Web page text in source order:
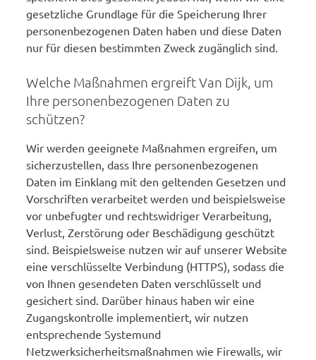
gesetzliche Grundlage für die Speicherung Ihrer
personenbezogenen Daten haben und diese Daten
nur für diesen bestimmten Zweck zugänglich sind.
Welche Maßnahmen ergreift Van Dijk, um
Ihre personenbezogenen Daten zu
schützen?
Wir werden geeignete Maßnahmen ergreifen, um
sicherzustellen, dass Ihre personenbezogenen
Daten im Einklang mit den geltenden Gesetzen und
Vorschriften verarbeitet werden und beispielsweise
vor unbefugter und rechtswidriger Verarbeitung,
Verlust, Zerstörung oder Beschädigung geschützt
sind. Beispielsweise nutzen wir auf unserer Website
eine verschlüsselte Verbindung (HTTPS), sodass die
von Ihnen gesendeten Daten verschlüsselt und
gesichert sind. Darüber hinaus haben wir eine
Zugangskontrolle implementiert, wir nutzen
entsprechende Systemund
Netzwerksicherheitsmaßnahmen wie Firewalls, wir